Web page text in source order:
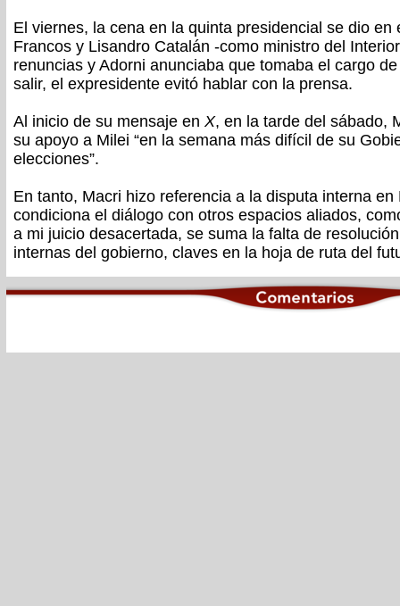
El viernes, la cena en la quinta presidencial se dio en
Francos y Lisandro Catalán -como ministro del
renuncias y Adorni anunciaba que tomaba el cargo
salir, el expresidente evitó hablar con la prensa.
Al inicio de su mensaje en X, en la tarde del sábado,
su apoyo a Milei “en la semana más difícil de su
elecciones”.
En tanto, Macri hizo referencia a la disputa interna
condiciona el diálogo con otros espacios aliados,
a mi juicio desacertada, se suma la falta de
internas del gobierno, claves en la hoja de ruta del